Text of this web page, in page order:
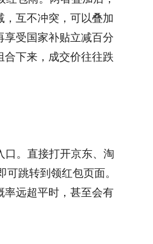
互不冲突，可以叠加
受国家补贴立减百分
合下来，成交价往往跌
口。直接打开京东、淘
可跳转到领红包页面。
率远超平时，甚至会有